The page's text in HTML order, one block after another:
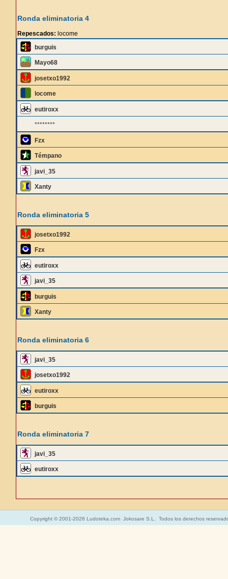
Ronda eliminatoria 4
Repescados: locome
burguis
Mayo68
josetxo1992
locome
eutiroxx
********
Fzx
Témpano
javi_35
Xanty
Ronda eliminatoria 5
josetxo1992
Fzx
eutiroxx
javi_35
burguis
Xanty
Ronda eliminatoria 6
javi_35
josetxo1992
eutiroxx
burguis
Ronda eliminatoria 7
javi_35
eutiroxx
Copyright © 2001-2026 Ludoteka.com Jokosare S.L. Todos los derechos